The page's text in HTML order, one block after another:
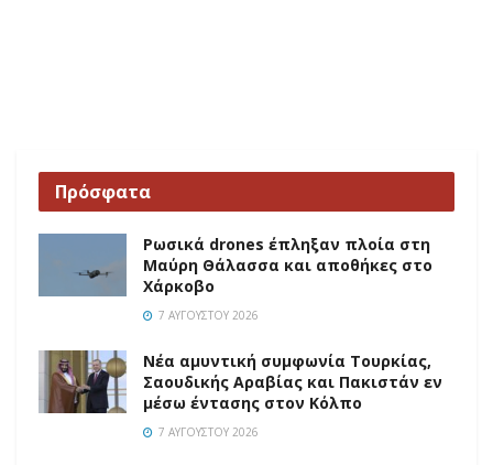
Πρόσφατα
Ρωσικά drones έπληξαν πλοία στη
Μαύρη Θάλασσα και αποθήκες στο
Χάρκοβο
7 ΑΥΓΟΎΣΤΟΥ 2026
Νέα αμυντική συμφωνία Τουρκίας,
Σαουδικής Αραβίας και Πακιστάν εν
μέσω έντασης στον Κόλπο
7 ΑΥΓΟΎΣΤΟΥ 2026